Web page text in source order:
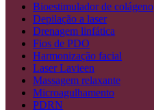
Bioestimulador de colágeno
Depilação a laser
Drenagem linfática
Fios de PDO
Harmonização facial
Laser Lavieen
Massagem relaxante
Microagulhamento
PDRN